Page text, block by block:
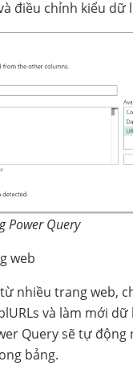
điều chỉnh kiểu dữ
Power Query
web
nhiều trang web,
và làm mới dữ
Query sẽ tự
bảng.